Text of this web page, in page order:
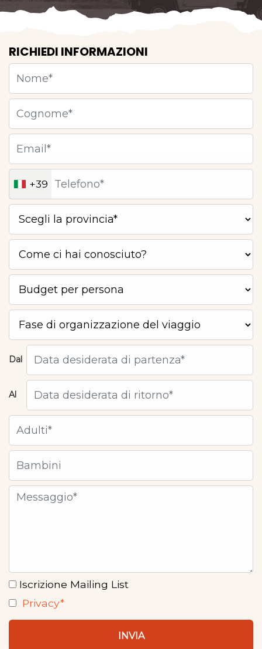
RICHIEDI INFORMAZIONI
+39
Dal
Al
Iscrizione Mailing List
Privacy*
INVIA